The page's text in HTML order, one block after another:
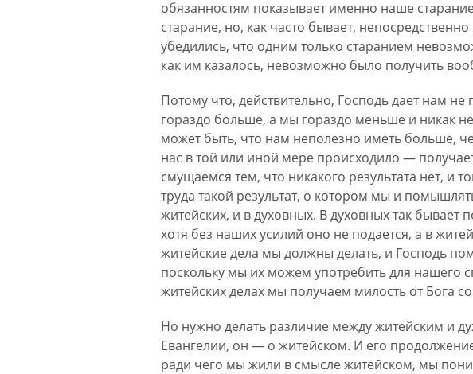
обязанностям показывает именно наше
старание, но, как часто бывает,
убедились, что одним только старанием
как им казалось, невозможно было получить
Потому что, действительно, Господь дает нам
гораздо больше, а мы гораздо меньше и никак
может быть, что нам неполезно иметь больше,
нас в той или иной мере происходило —
смущаемся тем, что никакого результата нет, и
труда такой результат, о котором мы и
житейских, и в духовных. В духовных так
хотя без наших усилий оно не подается, а в
житейские дела мы должны делать, и Господь
поскольку мы их можем употребить для нашего
житейских делах мы получаем милость от Бога
Но нужно делать различие между житейским и
Евангелии, он — о житейском. И его
ради чего мы жили в смысле житейском, мы